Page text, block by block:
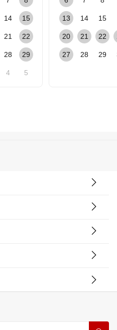
14 15
21 22
28 29
4 5
13 14 15
20 21 22
27 28 29